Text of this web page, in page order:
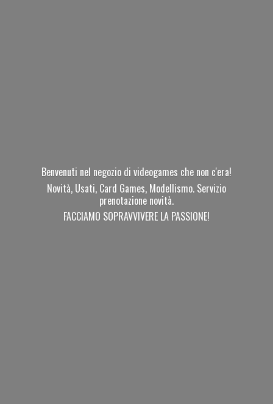
Benvenuti nel negozio di videogames che non c'era!
Novità, Usati, Card Games, Modellismo. Servizio
prenotazione novità.
FACCIAMO SOPRAVVIVERE LA PASSIONE!